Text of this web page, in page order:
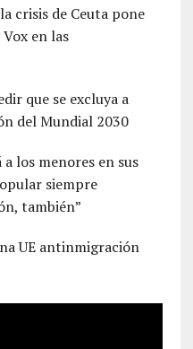
crisis de Ceuta pone
en las
que se excluya a
del Mundial 2030
los menores en sus
siempre
también”
UE antinmigración